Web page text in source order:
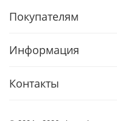
Покупателям
Информация
Контакты